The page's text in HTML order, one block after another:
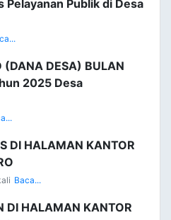
Pelayanan Publik di Desa
(DANA DESA) BULAN
2025 Desa
DI HALAMAN KANTOR
Baca...
DI HALAMAN KANTOR